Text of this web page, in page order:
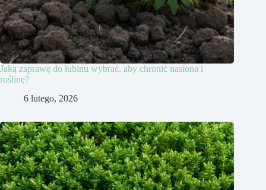
Jaką zaprawę do łubinu wybrać, aby chronić nasiona i
roślinę?
6 lutego, 2026